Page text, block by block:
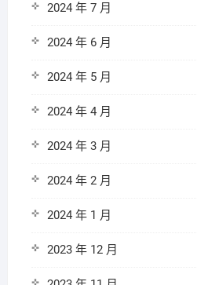
2024 年 7 月
2024 年 6 月
2024 年 5 月
2024 年 4 月
2024 年 3 月
2024 年 2 月
2024 年 1 月
2023 年 12 月